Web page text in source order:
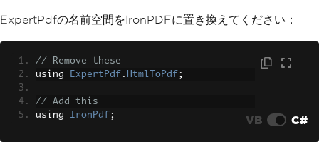
ExpertPdfの名前空間をIronPDFに置き換えてください：
// Remove these
using
ExpertPdf . HtmlToPdf ;
// Add this
using IronPdf ; VB C#